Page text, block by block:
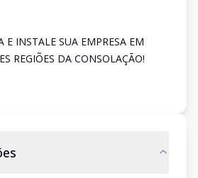
E INSTALE SUA EMPRESA EM
REGIÕES DA CONSOLAÇÃO!